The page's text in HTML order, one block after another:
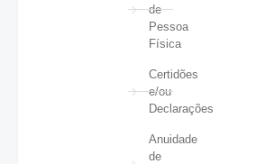
de
Pessoa
Física
Certidões
e/ou
Declarações
Anuidade
de